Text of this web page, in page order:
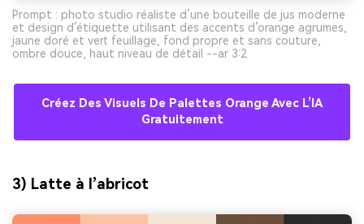
Prompt : photo studio réaliste d’une bouteille de jus moderne
et design d’étiquette utilisant des accents d’orange agrumes,
jaune doré et vert feuillage, fond propre et sans couture,
ombre douce, haut niveau de détail --ar 3:2
Créez Des Visuels De Palettes Orange Avec L’IA
Gratuitement
3) Latte à l’abricot